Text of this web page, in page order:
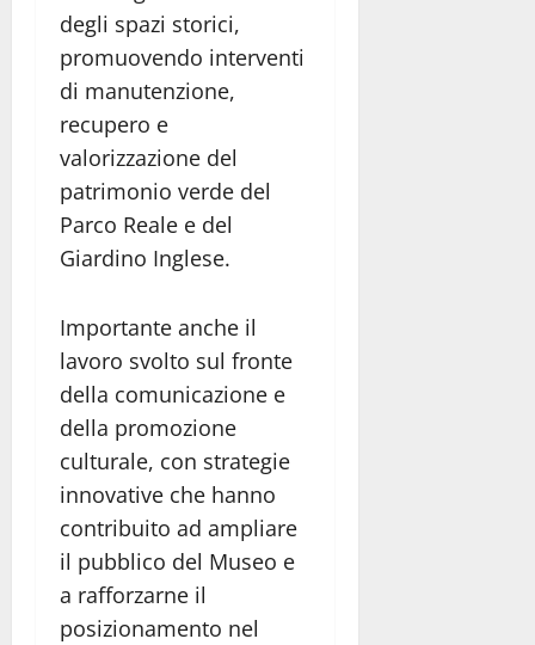
degli spazi storici,
promuovendo interventi
di manutenzione,
recupero e
valorizzazione del
patrimonio verde del
Parco Reale e del
Giardino Inglese.
Importante anche il
lavoro svolto sul fronte
della comunicazione e
della promozione
culturale, con strategie
innovative che hanno
contribuito ad ampliare
il pubblico del Museo e
a rafforzarne il
posizionamento nel